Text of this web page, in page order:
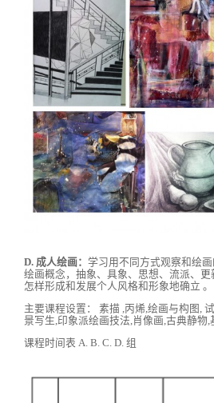
D. 成人绘画：学习用不同方式观察和绘
绘画概念，抽象、具象、思想、流派、
怎样形成和发展个人风格和形象地确立 。
主要课程设置： 素描 ,丙烯,绘画与构图,
景写生,印象派绘画技法,肖像画,古典静物,
课程时间表 A. B. C. D. 组